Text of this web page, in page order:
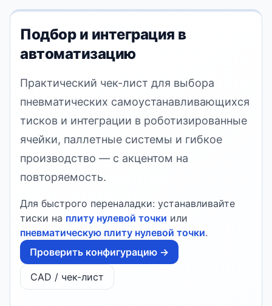
Подбор и интеграция в
автоматизацию
Практический чек-лист для выбора
пневматических самоустанавливающихся
тисков и интеграции в роботизированные
ячейки, паллетные системы и гибкое
производство — с акцентом на
повторяемость.
Для быстрого переналадки: устанавливайте
тиски на плиту нулевой точки или
пневматическую плиту нулевой точки.
Проверить конфигурацию →
CAD / чек-лист